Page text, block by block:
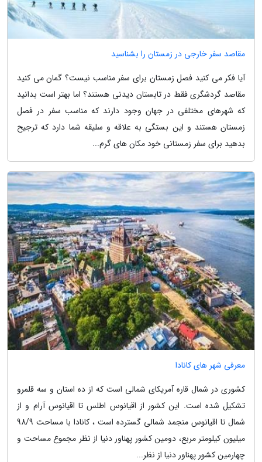
مقاصد سفر خارجی در زمستان را بشناسید
آیا فکر می کنید فصل زمستان برای سفر مناسب نیست؟ گمان می کنید
مقاصد گردشگری فقط در تابستان دیدنی هستند؟ اما بهتر است بدانید
که شهرهای مختلفی در جهان وجود دارند که مناسب سفر در فصل
زمستان هستند و این بستگی به علاقه و سلیقه شما دارد که ترجیح
بدهید برای سفر زمستانی خود مکان های گرم...
معرفی شهر های کانادا
کشوری در شمال قاره آمریکای شمالی است که از ده استان و سه قلمرو
تشکیل شده است. این کشور از اقیانوس اطلس تا اقیانوس آرام و از
شمال تا اقیانوس منجمد شمالی گسترده است ، کانادا با مساحت 98/9
میلیون کیلومتر مربع، دومین کشور پهناور دنیا از نظر مجموع مساحت و
چهارمین کشور پهناور دنیا از نظر...